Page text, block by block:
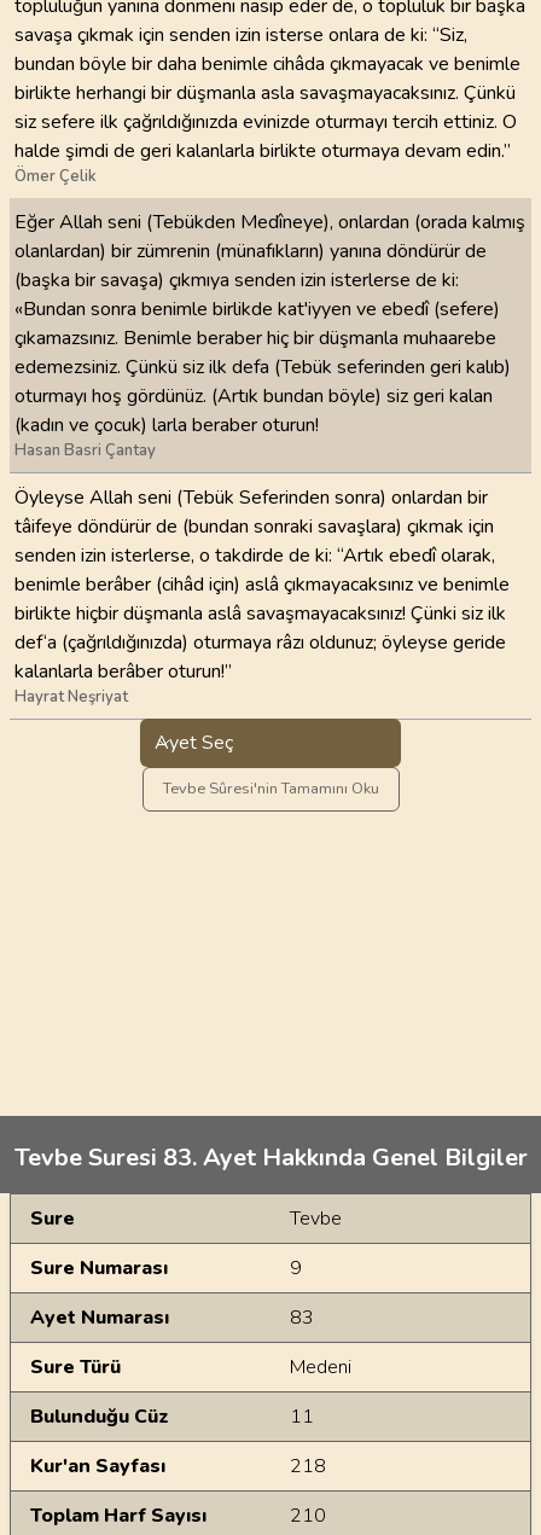
topluluğun yanına dönmeni nasip eder de, o topluluk bir başka
savaşa çıkmak için senden izin isterse onlara de ki: “Siz,
bundan böyle bir daha benimle cihâda çıkmayacak ve benimle
birlikte herhangi bir düşmanla asla savaşmayacaksınız. Çünkü
siz sefere ilk çağrıldığınızda evinizde oturmayı tercih ettiniz. O
halde şimdi de geri kalanlarla birlikte oturmaya devam edin.”
Ömer Çelik
Eğer Allah seni (Tebükden Medîneye), onlardan (orada kalmış
olanlardan) bir zümrenin (münafıkların) yanına döndürür de
(başka bir savaşa) çıkmıya senden izin isterlerse de ki:
«Bundan sonra benimle birlikde kat'iyyen ve ebedî (sefere)
çıkamazsınız. Benimle beraber hiç bir düşmanla muhaarebe
edemezsiniz. Çünkü siz ilk defa (Tebük seferinden geri kalıb)
oturmayı hoş gördünüz. (Artık bundan böyle) siz geri kalan
(kadın ve çocuk) larla beraber oturun!
Hasan Basri Çantay
Öyleyse Allah seni (Tebük Seferinden sonra) onlardan bir
tâifeye döndürür de (bundan sonraki savaşlara) çıkmak için
senden izin isterlerse, o takdirde de ki: “Artık ebedî olarak,
benimle berâber (cihâd için) aslâ çıkmayacaksınız ve benimle
birlikte hiçbir düşmanla aslâ savaşmayacaksınız! Çünki siz ilk
def‘a (çağrıldığınızda) oturmaya râzı oldunuz; öyleyse geride
kalanlarla berâber oturun!”
Hayrat Neşriyat
Ayet Seç
Tevbe Sûresi'nin Tamamını Oku
Tevbe Suresi 83. Ayet Hakkında Genel Bilgiler
Genel Bilgiler
Sure
Tevbe
Sure Numarası
9
Ayet Numarası
83
Sure Türü
Medeni
Bulunduğu Cüz
11
Kur'an Sayfası
218
Toplam Harf Sayısı
210